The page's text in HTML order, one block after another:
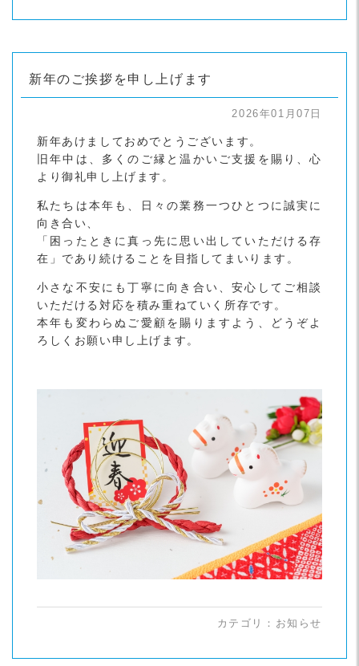
新年のご挨拶を申し上げます
2026年01月07日
新年あけましておめでとうございます。
旧年中は、多くのご縁と温かいご支援を賜り、心
より御礼申し上げます。
私たちは本年も、日々の業務一つひとつに誠実に
向き合い、
「困ったときに真っ先に思い出していただける存
在」であり続けることを目指してまいります。
小さな不安にも丁寧に向き合い、安心してご相談
いただける対応を積み重ねていく所存です。
本年も変わらぬご愛顧を賜りますよう、どうぞよ
ろしくお願い申し上げます。
カテゴリ： お知らせ